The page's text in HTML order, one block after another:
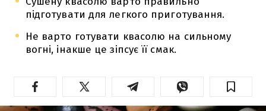
підготувати для легкого приготування.
Не варто готувати квасолю на сильному
вогні, інакше це зіпсує її смак.